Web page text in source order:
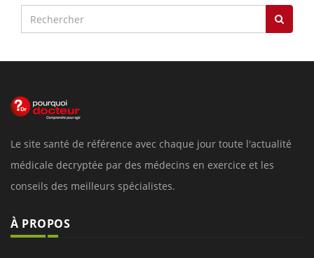
Le site santé de référence avec chaque jour toute l'actualité
médicale decryptée par des médecins en exercice et les
conseils des meilleurs spécialistes.
À PROPOS